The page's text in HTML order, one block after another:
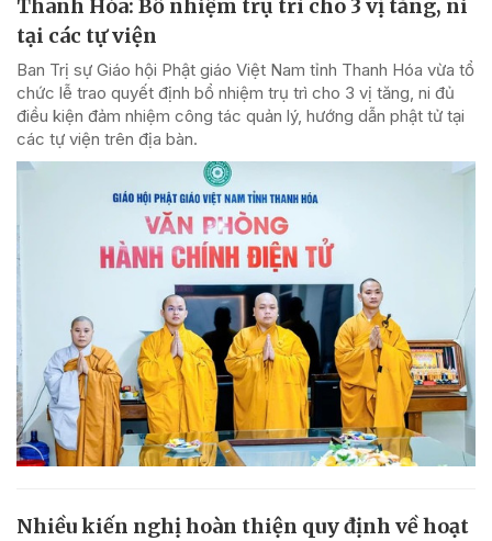
Thanh Hóa: Bổ nhiệm trụ trì cho 3 vị tăng, ni
tại các tự viện
Ban Trị sự Giáo hội Phật giáo Việt Nam tỉnh Thanh Hóa vừa tổ
chức lễ trao quyết định bổ nhiệm trụ trì cho 3 vị tăng, ni đủ
điều kiện đảm nhiệm công tác quản lý, hướng dẫn phật tử tại
các tự viện trên địa bàn.
Nhiều kiến nghị hoàn thiện quy định về hoạt